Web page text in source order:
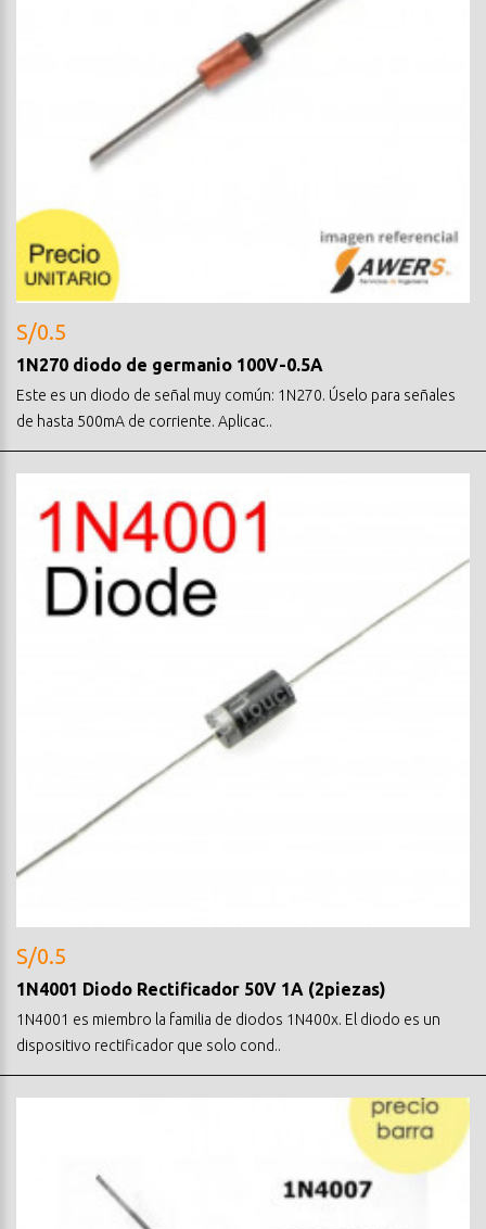
S/0.5
1N270 diodo de germanio 100V-0.5A
Este es un diodo de señal muy común: 1N270. Úselo para señales
de hasta 500mA de corriente. Aplicac..
S/0.5
1N4001 Diodo Rectificador 50V 1A (2piezas)
1N4001 es miembro la familia de diodos 1N400x. El diodo es un
dispositivo rectificador que solo cond..